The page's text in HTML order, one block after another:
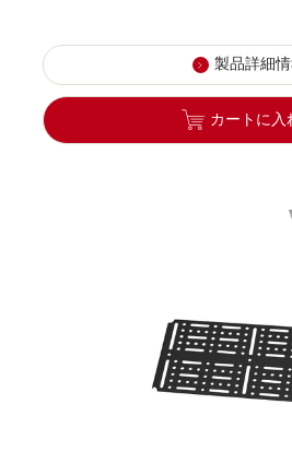
製品詳細
カートに入